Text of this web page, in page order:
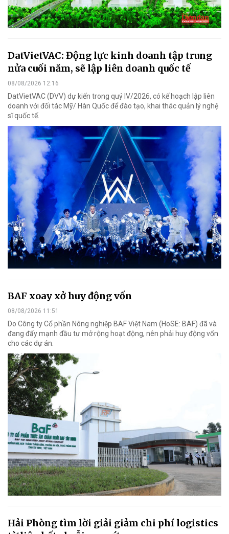
DatVietVAC: Động lực kinh doanh tập trung
nửa cuối năm, sẽ lập liên doanh quốc tế
08/08/2026 12:16
DatVietVAC (DVV) dự kiến trong quý IV/2026, có kế hoạch lập liên
doanh với đối tác Mỹ/ Hàn Quốc để đào tạo, khai thác quản lý nghệ
sĩ quốc tế.
BAF xoay xở huy động vốn
08/08/2026 11:51
Do Công ty Cổ phần Nông nghiệp BAF Việt Nam (HoSE: BAF) đã và
đang đẩy mạnh đầu tư mở rộng hoạt động, nên phải huy động vốn
cho các dự án.
Hải Phòng tìm lời giải giảm chi phí logistics